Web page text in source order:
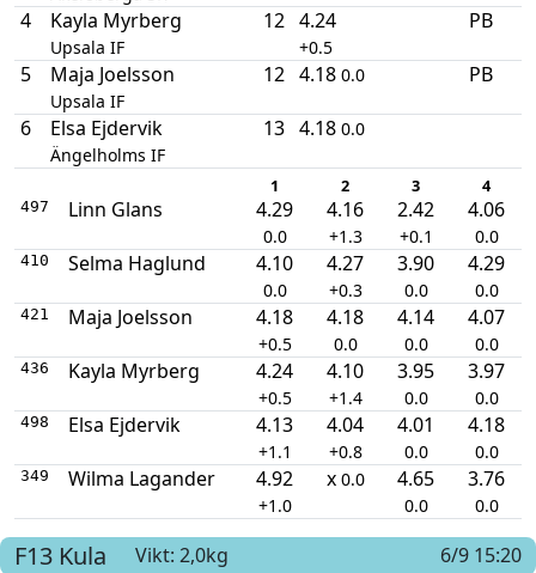
4 Kayla Myrberg
Upsala IF
12 4.24
+0.5
PB
5 Maja Joelsson
Upsala IF
12 4.18 0.0 PB
6 Elsa Ejdervik
Ängelholms IF
13 4.18 0.0
1 2 3 4
497 Linn Glans 4.29
0.0
4.16
+1.3
2.42
+0.1
4.06
0.0
410 Selma Haglund 4.10
0.0
4.27
+0.3
3.90
0.0
4.29
0.0
421 Maja Joelsson 4.18
+0.5
4.18
0.0
4.14
0.0
4.07
0.0
436 Kayla Myrberg 4.24
+0.5
4.10
+1.4
3.95
0.0
3.97
0.0
498 Elsa Ejdervik 4.13
+1.1
4.04
+0.8
4.01
0.0
4.18
0.0
349 Wilma Lagander 4.92
+1.0
x 0.0 4.65
0.0
3.76
0.0
F13 Kula Vikt: 2,0kg
6/9 15:20